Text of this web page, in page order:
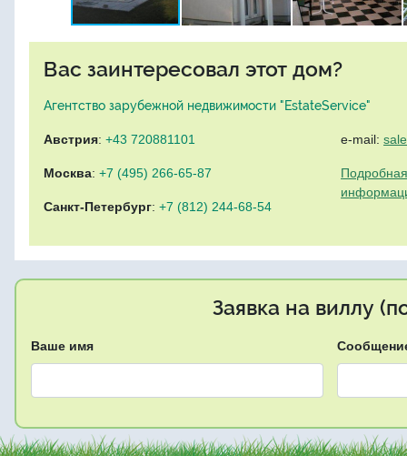
Вас заинтересовал этот дом?
Агентство зарубежной недвижимости "EstateService"
Австрия: +43 720881101
Москва: +7 (495) 266-65-87
Санкт-Петербург: +7 (812) 244-68-54
e-mail:
Заявка на виллу
Ваше имя